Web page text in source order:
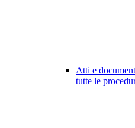
Atti e
tutte le